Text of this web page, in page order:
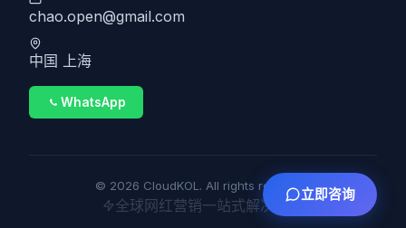
chao.open@gmail.com
中国 上海
WhatsApp
© 2026 CloudKOL. All rights reserved.
全球网红营销一站式解决方案
立即咨询